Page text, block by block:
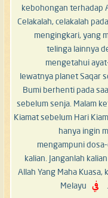
kebohongan terhadap
Celakalah, celakalah
mengingkari, yang
telinga lainnya
mengetahui
lewatnya planet Saqar
Bumi berhenti pada
sebelum senja. Malam
Kiamat sebelum Hari
hanya ingin
mengampuni
kalian. Janganlah
Allah Yang Maha
في Melayu